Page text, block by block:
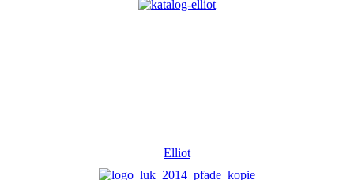
Elliot